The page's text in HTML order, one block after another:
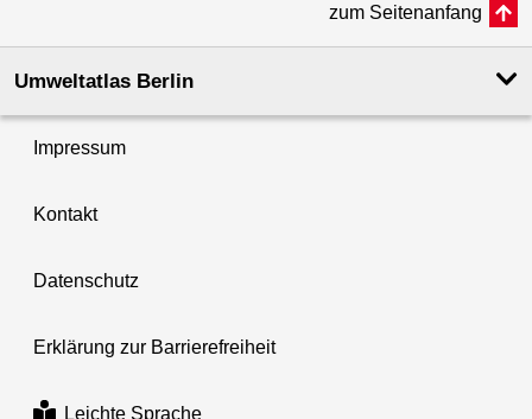
zum Seitenanfang
Umweltatlas Berlin
Impressum
Kontakt
Datenschutz
Erklärung zur Barrierefreiheit
Leichte Sprache